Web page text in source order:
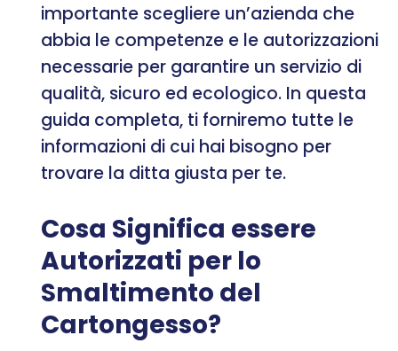
importante scegliere un’azienda che
abbia le competenze e le autorizzazioni
necessarie per garantire un servizio di
qualità, sicuro ed ecologico. In questa
guida completa, ti forniremo tutte le
informazioni di cui hai bisogno per
trovare la ditta giusta per te.
Cosa Significa essere
Autorizzati per lo
Smaltimento del
Cartongesso?